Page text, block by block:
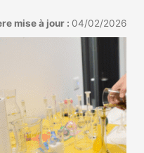
mise à jour : 04/02/2026